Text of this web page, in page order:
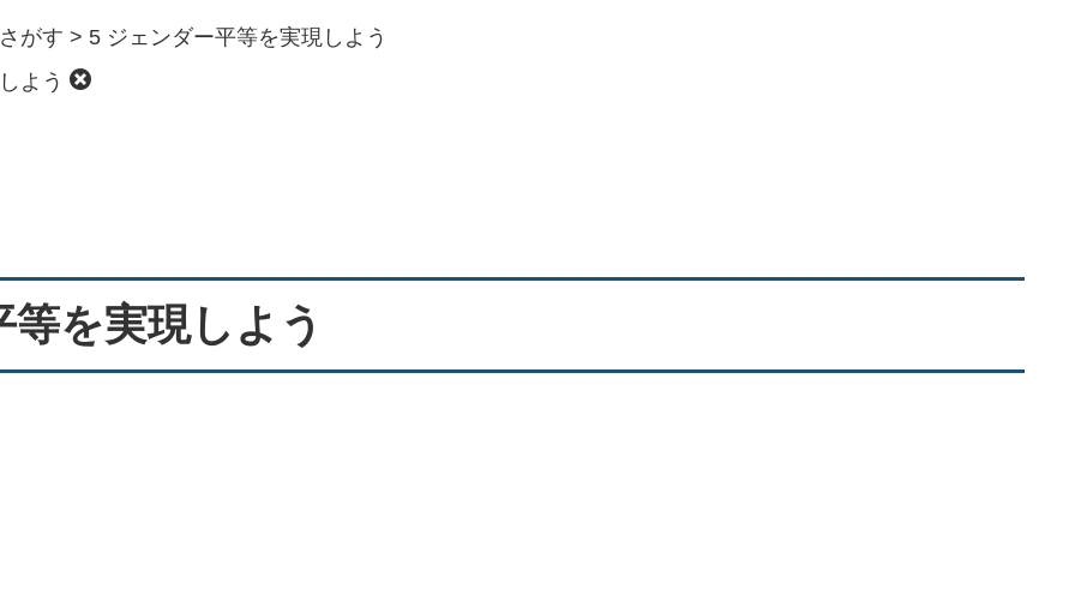
がす > 5 ジェンダー平等を実現しよう
よう
を実現しよう